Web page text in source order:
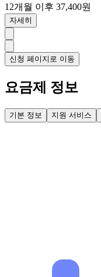
12개월 이후 37,400원
자세히
신청 페이지로 이동
요금제 정보
기본 정보 지원 서비스